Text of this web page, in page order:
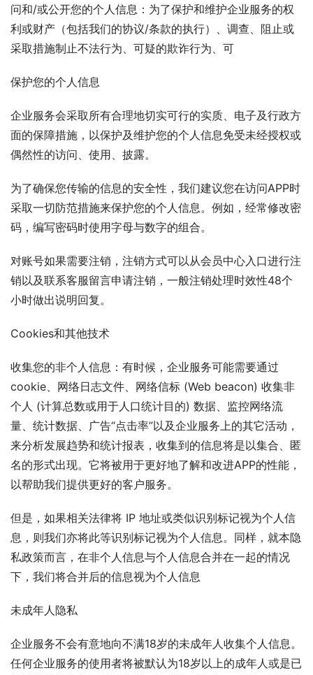
问和/或公开您的个人信息：为了保护和维护企业服务的权
利或财产（包括我们的协议/条款的执行）、调查、阻止或
采取措施制止不法行为、可疑的欺诈行为、可
保护您的个人信息
企业服务会采取所有合理地切实可行的实质、电子及行政方
面的保障措施，以保护及维护您的个人信息免受未经授权或
偶然性的访问、使用、披露。
为了确保您传输的信息的安全性，我们建议您在访问APP时
采取一切防范措施来保护您的个人信息。例如，经常修改密
码，编写密码时使用字母与数字的组合。
对账号如果需要注销，注销方式可以从会员中心入口进行注
销以及联系客服留言申请注销，一般注销处理时效性48个
小时做出说明回复。
Cookies和其他技术
收集您的非个人信息：有时候，企业服务可能需要通过
cookie、网络日志文件、网络信标 (Web beacon) 收集非
个人 (计算总数或用于人口统计目的) 数据、监控网络流
量、统计数据、广告“点击率”以及企业服务上的其它活动，
来分析发展趋势和统计报表，收集到的信息将是以集合、匿
名的形式出现。它将被用于更好地了解和改进APP的性能，
以帮助我们提供更好的客户服务。
但是，如果相关法律将 IP 地址或类似识别标记视为个人信
息，则我们亦将此等识别标记视为个人信息。同样，就本隐
私政策而言，在非个人信息与个人信息合并在一起的情况
下，我们将合并后的信息视为个人信息
未成年人隐私
企业服务不会有意地向不满18岁的未成年人收集个人信息。
任何企业服务的使用者将被默认为18岁以上的成年人或是已